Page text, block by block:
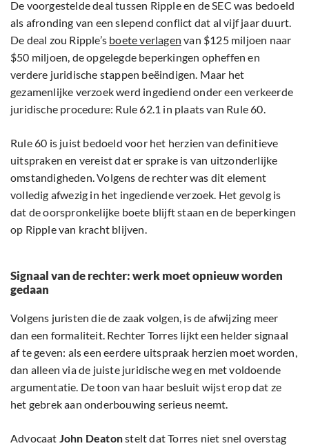
De voorgestelde deal tussen Ripple en de SEC was bedoeld
als afronding van een slepend conflict dat al vijf jaar duurt.
De deal zou Ripple’s boete verlagen van $125 miljoen naar
$50 miljoen, de opgelegde beperkingen opheffen en
verdere juridische stappen beëindigen. Maar het
gezamenlijke verzoek werd ingediend onder een verkeerde
juridische procedure: Rule 62.1 in plaats van Rule 60.
Rule 60 is juist bedoeld voor het herzien van definitieve
uitspraken en vereist dat er sprake is van uitzonderlijke
omstandigheden. Volgens de rechter was dit element
volledig afwezig in het ingediende verzoek. Het gevolg is
dat de oorspronkelijke boete blijft staan en de beperkingen
op Ripple van kracht blijven.
Signaal van de rechter: werk moet opnieuw worden
gedaan
Volgens juristen die de zaak volgen, is de afwijzing meer
dan een formaliteit. Rechter Torres lijkt een helder signaal
af te geven: als een eerdere uitspraak herzien moet worden,
dan alleen via de juiste juridische weg en met voldoende
argumentatie. De toon van haar besluit wijst erop dat ze
het gebrek aan onderbouwing serieus neemt.
Advocaat John Deatonstelt dat Torres niet snel overstag